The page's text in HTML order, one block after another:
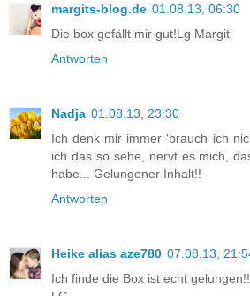
margits-blog.de 01.08.13, 06:30
Die box gefällt mir gut!Lg Margit
Antworten
Nadja 01.08.13, 23:30
Ich denk mir immer 'brauch ich
ich das so sehe, nervt es mich,
habe... Gelungener Inhalt!!
Antworten
Heike alias aze780 07.08.13,
Ich finde die Box ist echt